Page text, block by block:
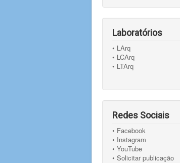
Laboratórios
• LArq
• LCArq
• LTArq
Redes Sociais
• Facebook
• Instagram
• YouTube
• Solicitar publicação